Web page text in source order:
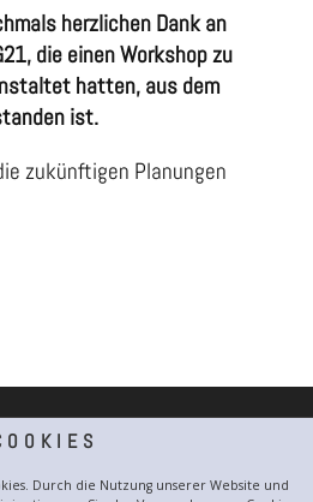
Durch die Nutzung unserer Website und
herzlichen Dank an
die einen Workshop zu
hatten, aus dem
ist.
zukünftigen Planungen